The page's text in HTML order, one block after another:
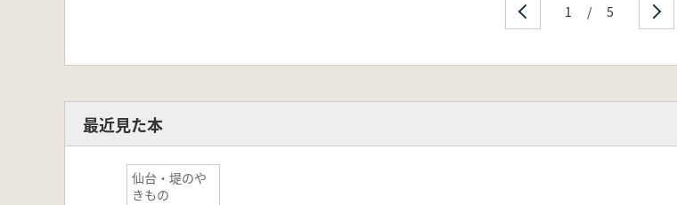
1 / 5
最近見た本
仙台・堤のや
きもの